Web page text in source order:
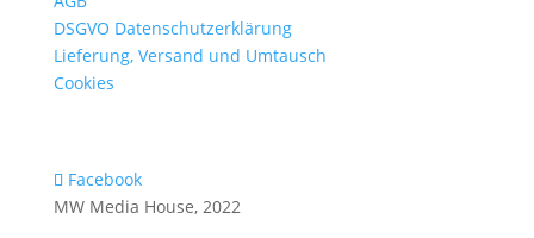
DSGVO Datenschutzerklärung
Lieferung, Versand und Umtausch
Cookies
Facebook
MW Media House, 2022